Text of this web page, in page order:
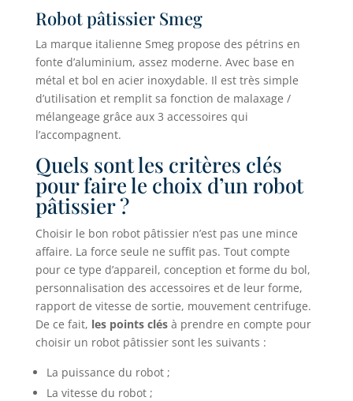
Robot pâtissier Smeg
La marque italienne Smeg propose des pétrins en
fonte d’aluminium, assez moderne. Avec base en
métal et bol en acier inoxydable. Il est très simple
d’utilisation et remplit sa fonction de malaxage /
mélangeage grâce aux 3 accessoires qui
l’accompagnent.
Quels sont les critères clés
pour faire le choix d’un robot
pâtissier ?
Choisir le bon robot pâtissier n’est pas une mince
affaire. La force seule ne suffit pas. Tout compte
pour ce type d’appareil, conception et forme du bol,
personnalisation des accessoires et de leur forme,
rapport de vitesse de sortie, mouvement centrifuge.
De ce fait, les points clésà prendre en compte pour
choisir un robot pâtissier sont les suivants :
La puissance du robot ;
La vitesse du robot ;